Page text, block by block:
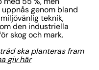
genom bland
teknik,
den industriella
skog och mark.
ska planteras fram
giv här